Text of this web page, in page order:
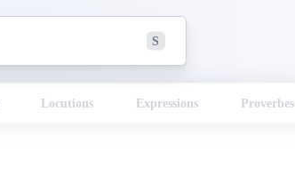
S
Locutions Expressions Proverbes